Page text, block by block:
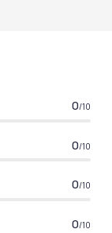
0/10
0/10
0/10
0/10